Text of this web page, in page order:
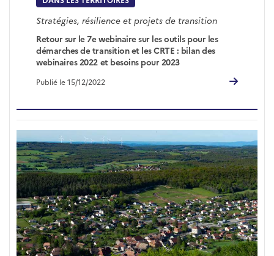
Stratégies, résilience et projets de transition
Retour sur le 7e webinaire sur les outils pour les
démarches de transition et les CRTE : bilan des
webinaires 2022 et besoins pour 2023
Publié le 15/12/2022